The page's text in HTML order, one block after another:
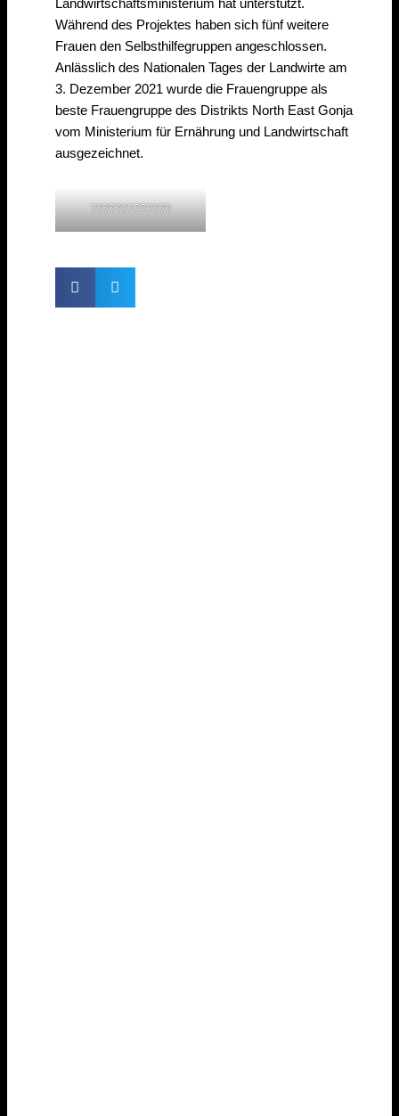
Landwirtschaftsministerium hat unterstützt.
Während des Projektes haben sich fünf weitere
Frauen den Selbsthilfegruppen angeschlossen.
Anlässlich des Nationalen Tages der Landwirte am
3. Dezember 2021 wurde die Frauengruppe als
beste Frauengruppe des Distrikts North East Gonja
vom Ministerium für Ernährung und Landwirtschaft
ausgezeichnet.
?????????????